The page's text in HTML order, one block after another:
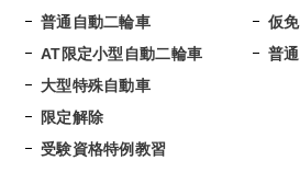
普通自動二輪車
AT限定小型自動二輪車
大型特殊自動車
限定解除
受験資格特例教習
仮
普